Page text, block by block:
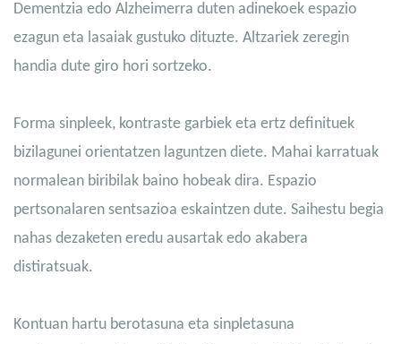
Dementzia edo Alzheimerra duten adinekoek espazio
ezagun eta lasaiak gustuko dituzte. Altzariek zeregin
handia dute giro hori sortzeko.
Forma sinpleek, kontraste garbiek eta ertz definituek
bizilagunei orientatzen laguntzen diete. Mahai karratuak
normalean biribilak baino hobeak dira. Espazio
pertsonalaren sentsazioa eskaintzen dute. Saihestu begia
nahas dezaketen eredu ausartak edo akabera
distiratsuak.
Kontuan hartu berotasuna eta sinpletasuna